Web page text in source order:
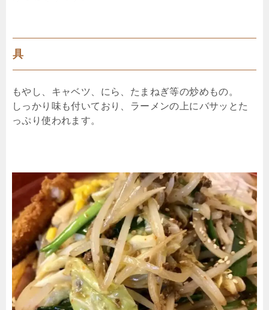
具
もやし、キャベツ、にら、たまねぎ等の炒めもの。
しっかり味も付いており、ラーメンの上にバサッとた
っぷり使われます。